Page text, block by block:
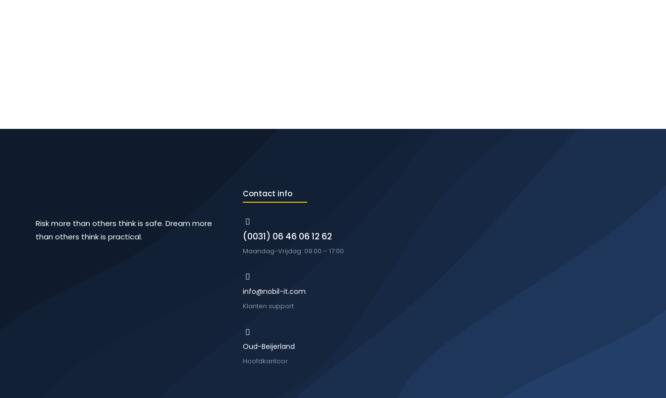
Risk more than others think is safe. Dream more
than others think is practical.
Contact info
(0031) 06 46 06 12 62
Maandag-Vrijdag: 09:00 – 17:00
info@nobil-it.com
Klanten support
Oud-Beijerland
Hoofdkantoor